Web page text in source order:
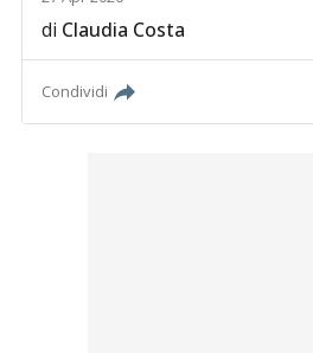
di Claudia Costa
Condividi